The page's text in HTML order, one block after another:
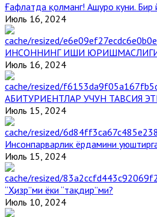
Ғафлатда қолманг! Ашуро куни. Бир
Июль 16, 2024
ИНСОННИНГ ИШИ
Июль 16, 2024
АБИТУРИЕНТЛАР УЧУН ТАВСИЯ
Июль 15, 2024
Инсонпарварлик ёрдамини
Июль 15, 2024
“Ҳизр”ми ёки “тақдир”ми?
Июль 10, 2024